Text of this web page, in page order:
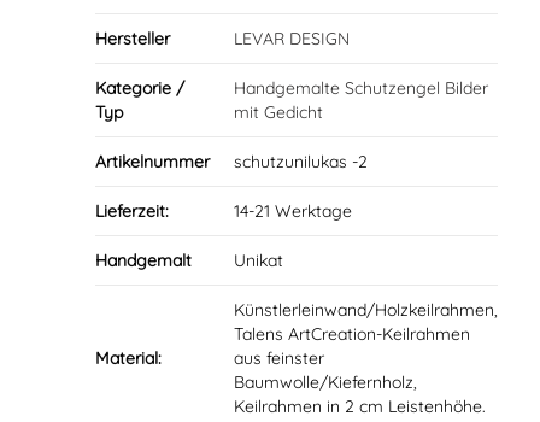
Hersteller LEVAR DESIGN
Kategorie /
Typ
Handgemalte Schutzengel Bilder
mit Gedicht
Artikelnummer schutzunilukas -2
Lieferzeit: 14-21 Werktage
Handgemalt Unikat
Material:
Künstlerleinwand/Holzkeilrahmen,
Talens ArtCreation-Keilrahmen
aus feinster
Baumwolle/Kiefernholz,
Keilrahmen in 2 cm Leistenhöhe.